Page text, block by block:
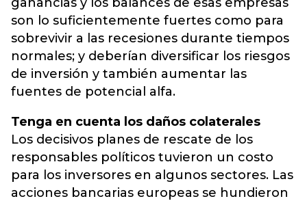
son lo suficientemente fuertes como para
sobrevivir a las recesiones durante tiempos
normales; y deberían diversificar los riesgos
de inversión y también aumentar las
fuentes de potencial alfa.
Tenga en cuenta los daños colaterales
Los decisivos planes de rescate de los
responsables políticos tuvieron un costo
para los inversores en algunos sectores. Las
acciones bancarias europeas se hundieron